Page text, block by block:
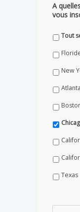
A
vous
Tout
New
Texas